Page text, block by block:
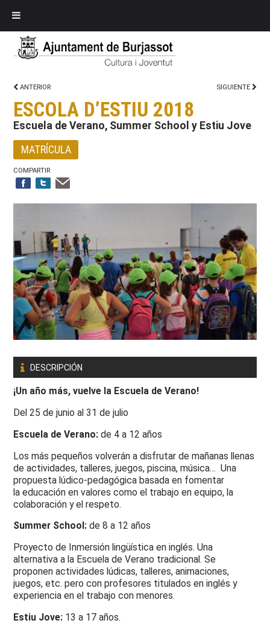
ANTERIOR SIGUIENTE
ESCOLA D’ESTIU 2018
Escuela de Verano, Summer School y Estiu Jove
MATRÍCULA
COMPARTIR
DESCRIPCIÓN
¡Un año más, vuelve la Escuela de Verano!
Del 25 de junio al 31 de julio
Escuela de Verano: de 4 a 12 años
Los más pequeños volverán a disfrutar de mañanas llenas
de actividades, talleres, juegos, piscina, música… Una
propuesta lúdico-pedagógica basada en fomentar
la educación en valores como el trabajo en equipo, la
colaboración y el respeto.
Summer School:de 8 a 12 años
Proyecto de Inmersión lingüística en inglés. Una
alternativa a la Escuela de Verano tradicional. Se
proponen actividades lúdicas, talleres, animaciones,
juegos, etc. pero con profesores titulados en inglés y
experiencia en el trabajo con menores.
Estiu Jove: 13 a 17 años.